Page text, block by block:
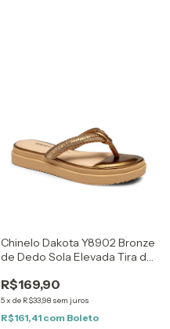
Chinelo Dakota Y8902 Bronze
de Dedo Sola Elevada Tira de
R$169,90
5x de R$33,98 sem juros
R$161,41 com Boleto